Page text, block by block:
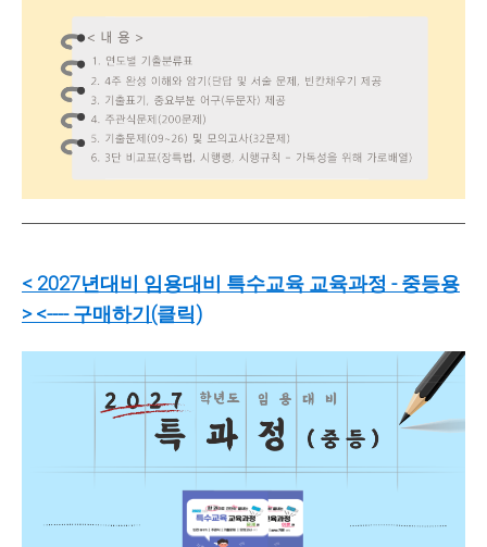
< 2027년대비 임용대비 특수교육 교육과정 - 중등용
><---- 구매하기(클릭)